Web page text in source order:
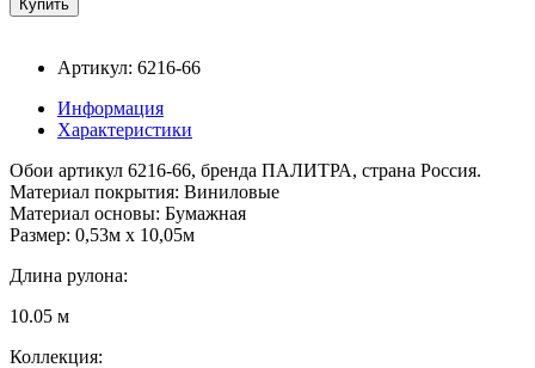
Артикул: 6216-66
Информация
Характеристики
Обои артикул 6216-66, бренда ПАЛИТРА, страна Россия.
Материал покрытия: Виниловые
Материал основы: Бумажная
Размер: 0,53м x 10,05м
Длина рулона:
10.05 м
Коллекция: